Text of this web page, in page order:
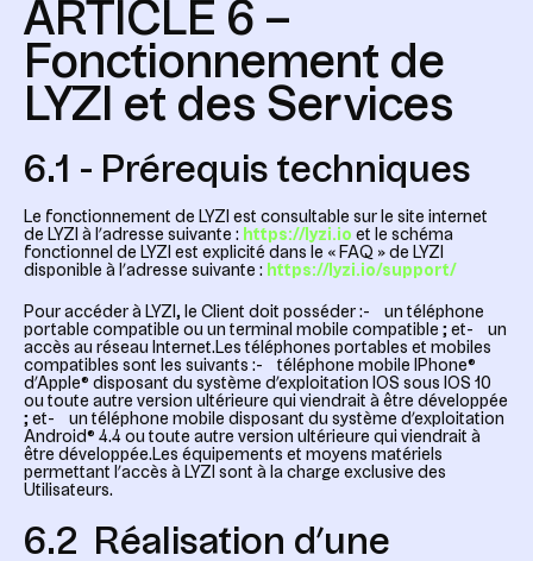
ARTICLE 6 –
Fonctionnement de
LYZI et des Services
6.1 - Prérequis techniques
Le fonctionnement de LYZI est consultable sur le site internet
de LYZI à l’adresse suivante : https://lyzi.io et le schéma
fonctionnel de LYZI est explicité dans le « FAQ » de LYZI
disponible à l’adresse suivante : https://lyzi.io/support/
Pour accéder à LYZI, le Client doit posséder :- un téléphone
portable compatible ou un terminal mobile compatible ; et- un
accès au réseau Internet.Les téléphones portables et mobiles
compatibles sont les suivants :- téléphone mobile IPhone®
d’Apple® disposant du système d’exploitation IOS sous IOS 10
ou toute autre version ultérieure qui viendrait à être développée
; et- un téléphone mobile disposant du système d’exploitation
Android® 4.4 ou toute autre version ultérieure qui viendrait à
être développée.Les équipements et moyens matériels
permettant l’accès à LYZI sont à la charge exclusive des
Utilisateurs.
6.2 Réalisation d’une